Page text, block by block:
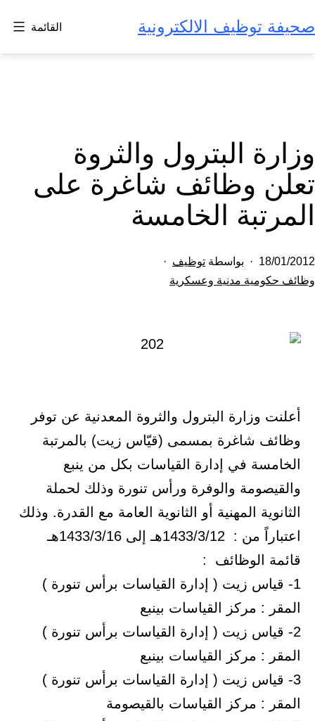
إلى
المحتوى
صحيفة توظيف الالكترونية القائمة
وزارة البترول والثروة
تعلن وظائف شاغرة على
المرتبة الخامسة
تم
النشر
18/01/2012 بواسطة توظيف
مصنف
وظائف حكومية مدنية وعسكرية
أعلنت وزارة البترول والثروة المعدنية عن توفر
وظائف شاغرة بمسمى (قيّاس زيت) بالمرتبة
الخامسة في إدارة القياسات بكل من ينبع
والقيصومة والوفرة ورأس تنورة وذلك لحملة
الثانوية المهنية أو الثانوية العامة مع القدرة. وذلك
اعتباراً من : 1433/3/12هـ إلى 1433/3/16هـ
قائمة الوظائف :
1- قياس زيت ( إدارة القياسات برأس تنورة )
المقر : مركز القياسات بينبع
2- قياس زيت ( إدارة القياسات برأس تنورة )
المقر : مركز القياسات بينبع
3- قياس زيت ( إدارة القياسات برأس تنورة )
المقر : مركز القياسات بالقيصومة